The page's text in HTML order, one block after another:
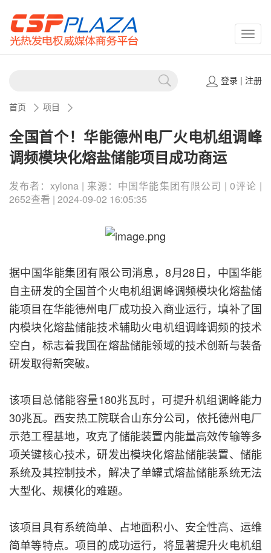
登录| 注册
首页 项目
全国首个！华能德州电厂火电机组调峰
调频模块化熔盐储能项目成功商运
发布者：xylona | 来源：中国华能集团有限公司 | 0评论 |
2652查看 | 2024-09-02 16:05:35
据中国华能集团有限公司消息，8月28日，中国华能
自主研发的全国首个火电机组调峰调频模块化熔盐储
能项目在华能德州电厂成功投入商业运行，填补了国
内模块化熔盐储能技术辅助火电机组调峰调频的技术
空白，标志着我国在熔盐储能领域的技术创新与装备
研发取得新突破。
该项目总储能容量180兆瓦时，可提升机组调峰能力
30兆瓦。西安热工院联合山东分公司，依托德州电厂
示范工程基地，攻克了储能装置内能量高效传输等多
项关键核心技术，研发出模块化熔盐储能装置、储能
系统及其控制技术，解决了单罐式熔盐储能系统无法
大型化、规模化的难题。
该项目具有系统简单、占地面积小、安全性高、运维
简单等特点。项目的成功运行，将显著提升火电机组